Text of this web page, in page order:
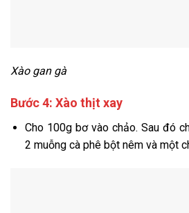
Xào gan gà
Bước 4: Xào thịt xay
Cho 100g bơ vào chảo. Sau đó
2 muỗng cà phê bột nêm và một